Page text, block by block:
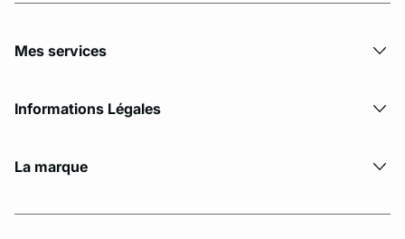
Mes services
Informations Légales
La marque